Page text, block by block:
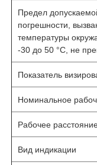
Предел
погрешности,
температуры
-30 до 50 °С, не
Показатель
Номинальное
Рабочее
Вид индикации